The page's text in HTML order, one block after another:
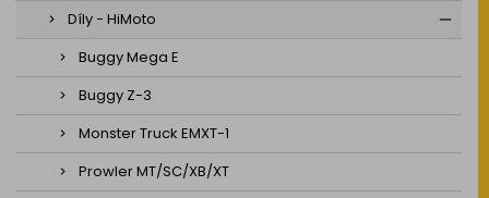
Díly - HiMoto
Buggy Mega E
Buggy Z-3
Monster Truck EMXT-1
Prowler MT/SC/XB/XT